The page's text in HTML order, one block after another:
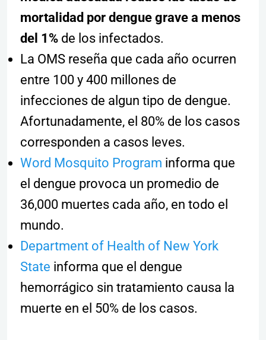
mortalidad por dengue grave a menos
del 1%de los infectados.
La OMS reseña que cada año ocurren
entre 100 y 400 millones de
infecciones de algun tipo de dengue.
Afortunadamente, el 80% de los casos
corresponden a casos leves.
Word Mosquito Program informa que
el dengue provoca un promedio de
36,000 muertes cada año, en todo el
mundo.
Department of Health of New York
State informa que el dengue
hemorrágico sin tratamiento causa la
muerte en el 50% de los casos.